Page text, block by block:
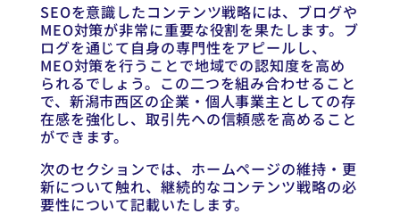
SEOを意識したコンテンツ戦略には、ブログや
MEO対策が非常に重要な役割を果たします。ブ
ログを通じて自身の専門性をアピールし、
MEO対策を行うことで地域での認知度を高め
られるでしょう。この二つを組み合わせること
で、新潟市西区の企業・個人事業主としての存
在感を強化し、取引先への信頼感を高めること
ができます。
次のセクションでは、ホームページの維持・更
新について触れ、継続的なコンテンツ戦略の必
要性について記載いたします。